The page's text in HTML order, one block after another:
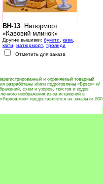
BH-13: Натюрморт
«Кавовий млинок»
Другие вышивки: букети кава
квіти
натюрморт, троянди
Отметить для заказа
и охраняемый товарный
разработаны и/или подготовлены «Брвск» и/
схем и узоров, текстов и кодов
изображения из-за искажений в
предоставляется на заказы от 800